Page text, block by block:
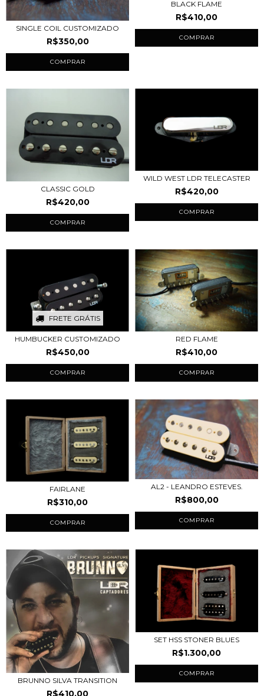
SINGLE COIL CUSTOMIZADO
R$350,00
COMPRAR
BLACK FLAME
R$410,00
COMPRAR
CLASSIC GOLD
R$420,00
COMPRAR
WILD WEST LDR TELECASTER
R$420,00
COMPRAR
FRETE GRÁTIS
HUMBUCKER CUSTOMIZADO
R$450,00
COMPRAR
RED FLAME
R$410,00
COMPRAR
FAIRLANE
R$310,00
COMPRAR
AL2 - LEANDRO ESTEVES.
R$800,00
COMPRAR
BRUNNO SILVA TRANSITION
R$410,00
SET HSS STONER BLUES
R$1.300,00
COMPRAR